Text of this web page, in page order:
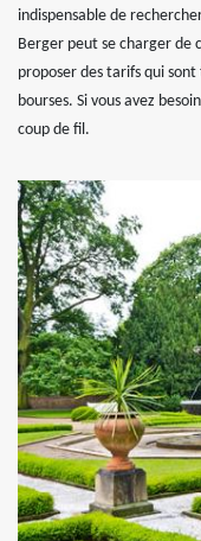
indispensable de
Berger peut se charger de
proposer des tarifs qui
bourses. Si vous avez
coup de fil.